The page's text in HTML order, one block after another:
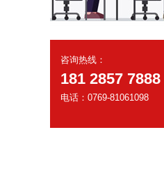
咨询热线：
181 2857 7888
电话：0769-81061098